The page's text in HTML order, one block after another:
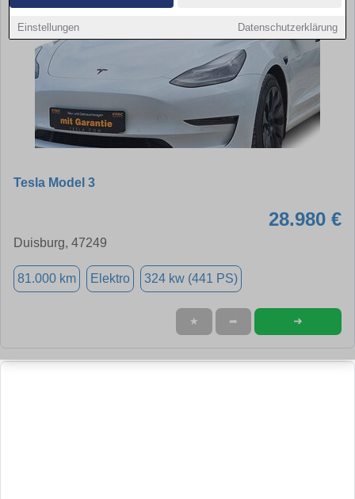
Einstellungen Datenschutzerklärung
Tesla Model 3
28.980 €
Duisburg, 47249
81.000 km Elektro 324 kw (441 PS)
★ ➦ ➜